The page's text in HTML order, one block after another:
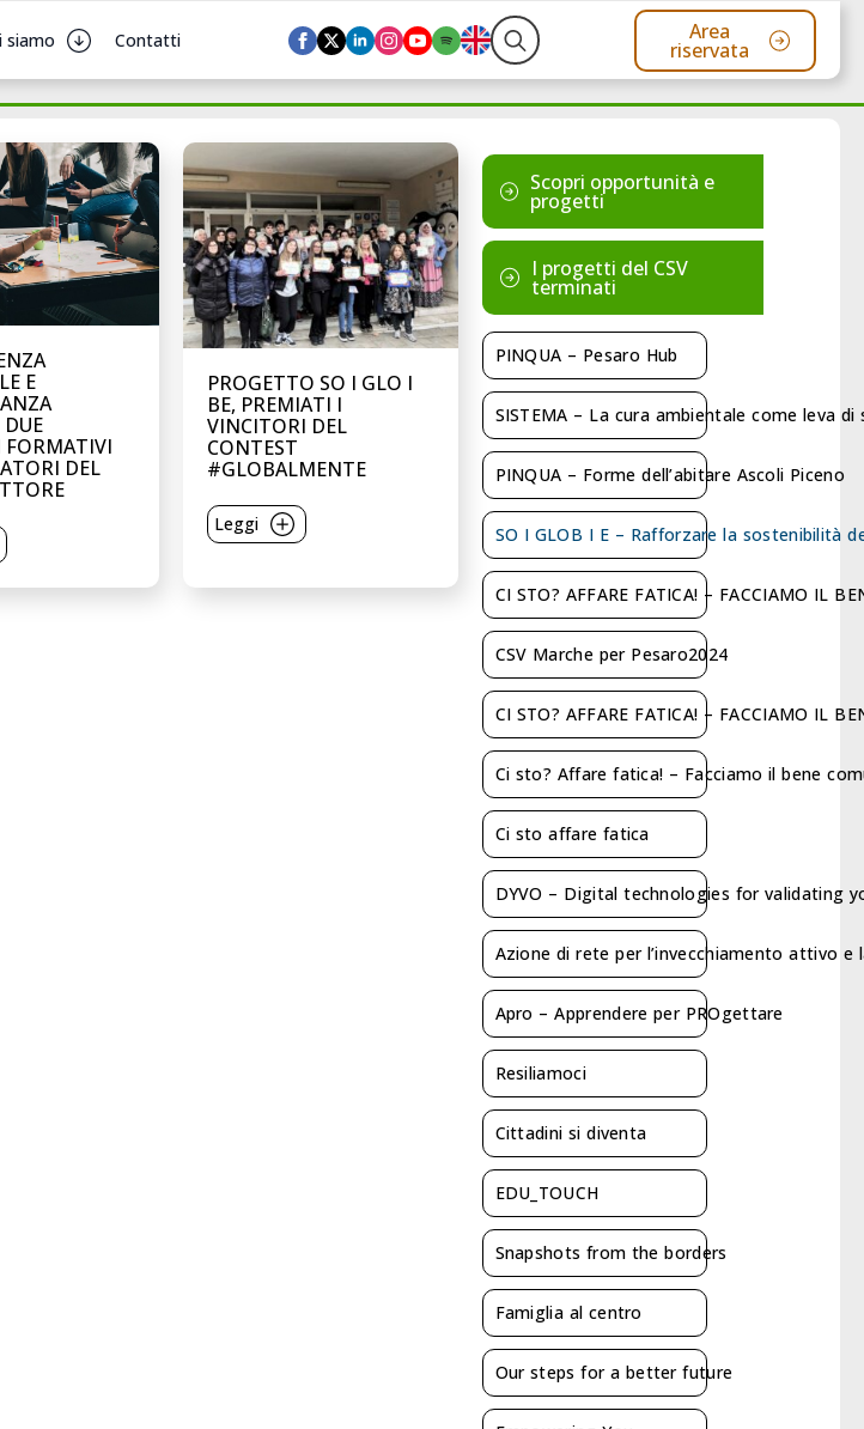
siamo Contatti
Search
for:
Area
riservata
E
FORMATIVI
DEL
PROGETTO SO I GLO I
BE, PREMIATI I
VINCITORI DEL
CONTEST
#GLOBALMENTE
Leggi
Scopri opportunità e
progetti
I progetti del CSV
terminati
PINQUA – Pesaro Hub
SISTEMA – La cura ambientale come leva
PINQUA – Forme dell’abitare Ascoli Piceno
SO I GLOB I E – Rafforzare la sostenibilità
CI STO? AFFARE FATICA! – FACCIAMO IL
CSV Marche per Pesaro2024
CI STO? AFFARE FATICA! – FACCIAMO IL
Ci sto? Affare fatica! – Facciamo il bene
Ci sto affare fatica
DYVO – Digital technologies for validating
Azione di rete per l’invecchiamento attivo e
Apro – Apprendere per PROgettare
Resiliamoci
Cittadini si diventa
EDU_TOUCH
Snapshots from the borders
Famiglia al centro
Our steps for a better future